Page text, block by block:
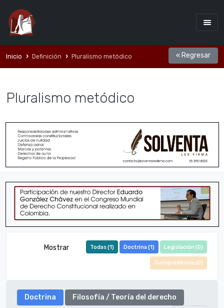
Inicio Definición Pluralismo metódico « Regresar
Pluralismo metódico
Mostrar Todas (1) Doctrina (1) Legislación (0)
Jurisprudencia (0)
Doctrina
Filosofí­a / Teorí­a del derecho